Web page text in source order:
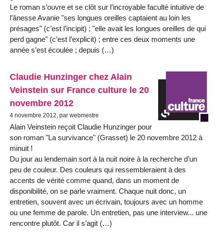
Le roman s’ouvre et se clôt sur l’incroyable faculté intuitive de
l’ânesse Avanie "ses longues oreilles captaient au loin les
présages" (c’est l’incipit) ; "elle avait les longues oreilles de qui
perd gagne" (c’est l’explicit) ; entre ces deux moments une
année s’est écoulée ; depuis (…)
Claudie Hunzinger chez Alain
Veinstein sur France culture le 20
novembre 2012
4 novembre 2012, par webmestre
Alain Veinstein reçoit Claudie Hunzinger pour
son roman "La survivance" (Grasset) le 20 novembre 2012 à
minuit !
Du jour au lendemain sort à la nuit noire à la recherche d’un
peu de couleur. Des couleurs qui ressembleraient à des
accents de vérité comme quand, dans un moment de
disponibilité, on se parle vraiment. Chaque nuit donc, un
entretien, souvent avec un écrivain, toujours avec un homme
ou une femme de parole. Un entretien, pas une interview... une
rencontre plutôt. Car il s’agit (…)